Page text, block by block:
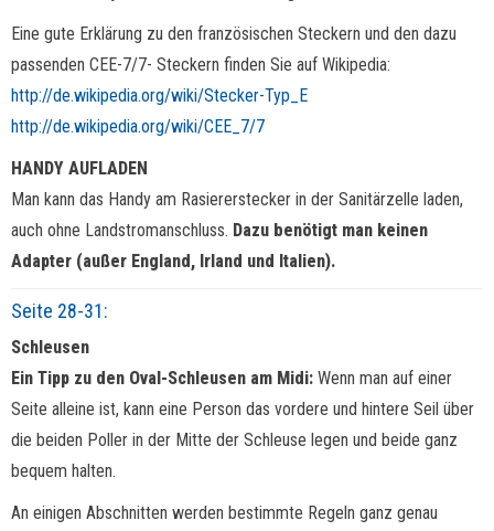
Eine gute Erklärung zu den französischen Steckern und den dazu
passenden CEE-7/7- Steckern finden Sie auf Wikipedia:
http://de.wikipedia.org/wiki/Stecker-Typ_E
http://de.wikipedia.org/wiki/CEE_7/7
HANDY AUFLADEN
Man kann das Handy am Rasiererstecker in der Sanitärzelle laden,
auch ohne Landstromanschluss. Dazu benötigt man keinen
Adapter (außer England, Irland und Italien).
Seite 28-31:
Schleusen
Ein Tipp zu den Oval-Schleusen am Midi: Wenn man auf einer
Seite alleine ist, kann eine Person das vordere und hintere Seil über
die beiden Poller in der Mitte der Schleuse legen und beide ganz
bequem halten.
An einigen Abschnitten werden bestimmte Regeln ganz genau